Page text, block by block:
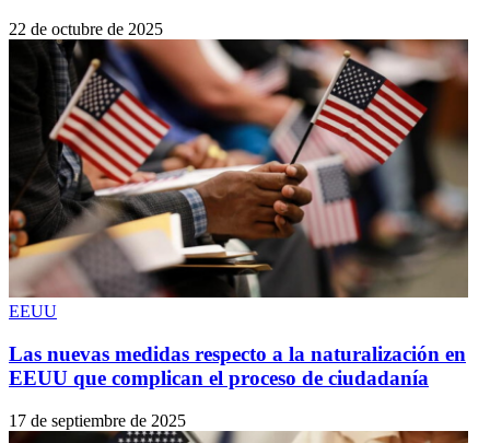
22 de octubre de 2025
EEUU
Las nuevas medidas respecto a la naturalización en
EEUU que complican el proceso de ciudadanía
17 de septiembre de 2025